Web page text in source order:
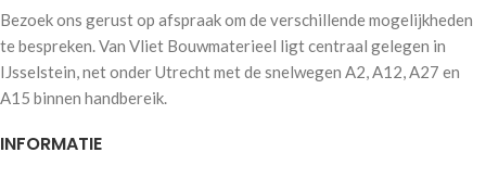
luiken ✓ 1x Loopdeur ✓ 2x
Kabeldoorvoeren ✓ Geïsoleerd ✓
Bureau ✓ Opberg kasten ✓
Elektrische installatie ✓ Gespoten in
Aangepaste gespoten en
van de container.
Bezoek ons gerust op afspraak om de verschillende mogelijkheden
te bespreken. Van Vliet Bouwmaterieel ligt centraal gelegen in
IJsselstein, net onder Utrecht met de snelwegen A2, A12, A27 en
A15 binnen handbereik.
INFORMATIE